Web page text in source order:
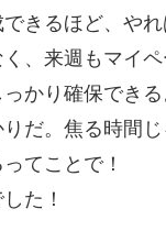
きるほど、や
、来週もマイペ
かり確保でき
だ。焦る時間じ
てことで！
た！